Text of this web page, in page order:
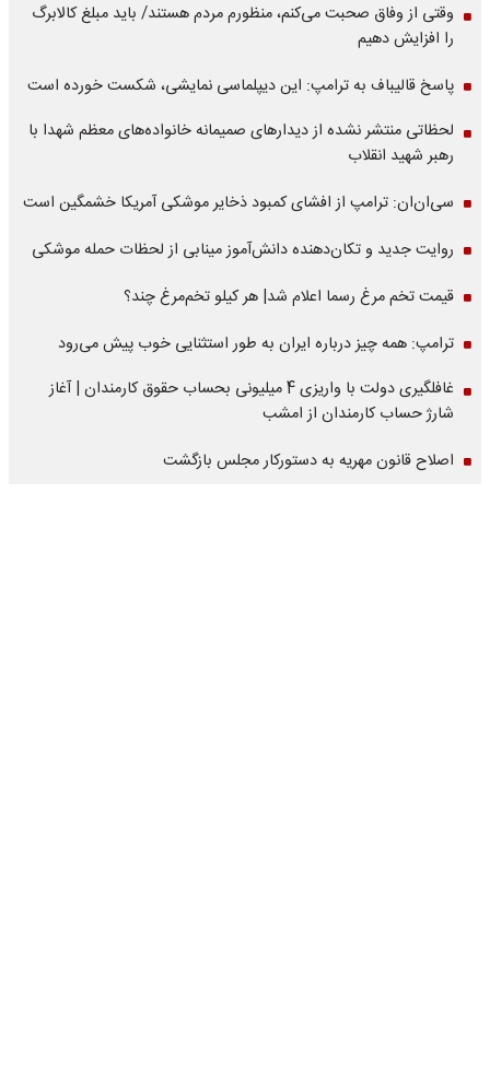
وقتی از وفاق صحبت می‌کنم، منظورم مردم هستند/ باید مبلغ کالابرگ
را افزایش دهیم
پاسخ قالیباف به ترامپ: این دیپلماسی نمایشی، شکست خورده است
لحظاتی منتشر نشده از دیدارهای صمیمانه خانواده‌های معظم شهدا با
رهبر شهید انقلاب
سی‌ان‌ان: ترامپ از افشای کمبود ذخایر موشکی آمریکا خشمگین است
روایت جدید و تکان‌دهنده دانش‌آموز مینابی از لحظات حمله موشکی
قیمت تخم مرغ رسما اعلام شد| هر کیلو تخم‌مرغ چند؟
ترامپ: همه چیز درباره ایران به طور استثنایی خوب پیش می‌رود
غافلگیری دولت با واریزی 4 میلیونی بحساب حقوق کارمندان | آغاز
شارژ حساب کارمندان از امشب
اصلاح قانون مهریه به دستورکار مجلس بازگشت